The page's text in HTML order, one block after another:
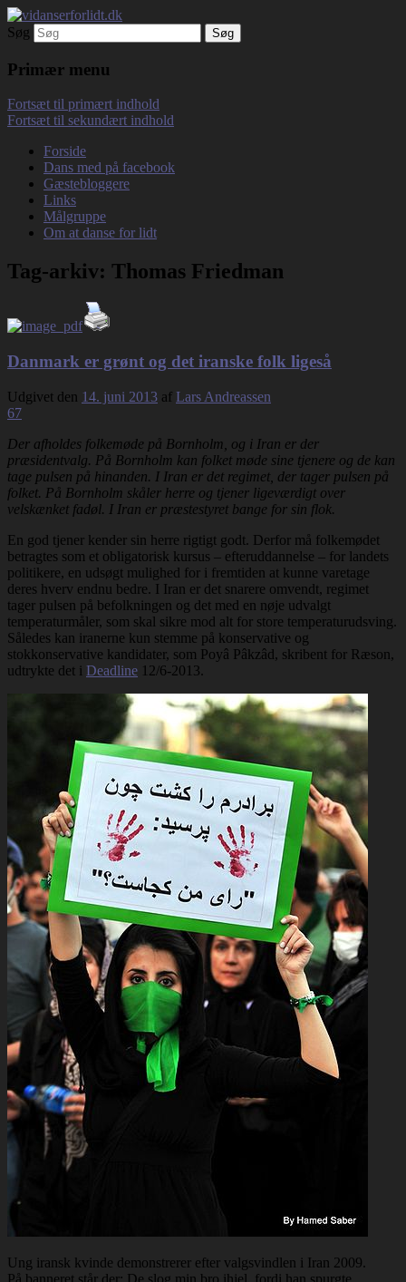
vidanserforlidt.dk
Debatterende tekster med filosofisk tilsnit
om hverdagens glæder og genvordigheder
Søg
Primær menu
Fortsæt til primært indhold
Fortsæt til sekundært indhold
Forside
Dans med på facebook
Gæstebloggere
Links
Målgruppe
Om at danse for lidt
Tag-arkiv: Thomas Friedman
Danmark er grønt og det iranske folk ligeså
Udgivet den 14. juni 2013 af Lars Andreassen
67
Der afholdes folkemøde på Bornholm, og i Iran er der
præsidentvalg. På Bornholm kan folket møde sine tjenere og de kan
tage pulsen på hinanden. I Iran er det regimet, der tager pulsen på
folket. På Bornholm skåler herre og tjener ligeværdigt over
velskænket fadøl. I Iran er præstestyret bange for sin flok.
En god tjener kender sin herre rigtigt godt. Derfor må folkemødet
betragtes som et obligatorisk kursus – efteruddannelse – for landets
politikere, en udsøgt mulighed for i fremtiden at kunne varetage
deres hverv endnu bedre. I Iran er det snarere omvendt, regimet
tager pulsen på befolkningen og det med en nøje udvalgt
temperaturmåler, som skal sikre mod alt for store temperaturudsving.
Således kan iranerne kun stemme på konservative og
stokkonservative kandidater, som Poyâ Pâkzâd, skribent for Ræson,
udtrykte det i Deadline 12/6-2013.
Ung iransk kvinde demonstrerer efter valgsvindlen i Iran 2009.
På banneret står der: De slog min bro ihjel, fordi han spurgte